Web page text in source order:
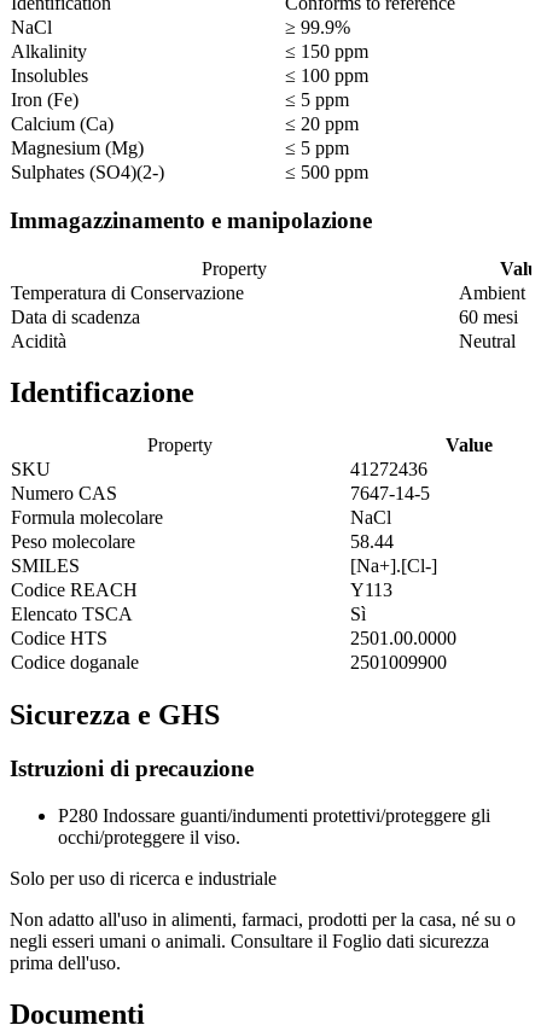
NaCl
≥ 99.9%
Alkalinity
≤ 150 ppm
Insolubles
≤ 100 ppm
Iron (Fe)
≤ 5 ppm
Calcium (Ca)
≤ 20 ppm
Magnesium (Mg)
≤ 5 ppm
Sulphates (SO4)(2-)
≤ 500 ppm
Immagazzinamento e manipolazione
Property
Temperatura di Conservazione
Ambient
Data di scadenza
60 mesi
Acidità
Neutral
Identificazione
Property
Value
SKU
41272436
Numero CAS
7647-14-5
Formula molecolare
NaCl
Peso molecolare
58.44
SMILES
[Na+].[Cl-]
Codice REACH
Y113
Elencato TSCA
Sì
Codice HTS
2501.00.0000
Codice doganale
2501009900
Sicurezza e GHS
Istruzioni di precauzione
P280 Indossare guanti/indumenti protettivi/proteggere gli
occhi/proteggere il viso.
Solo per uso di ricerca e industriale
Non adatto all'uso in alimenti, farmaci, prodotti per la casa, né su o
negli esseri umani o animali. Consultare il Foglio dati sicurezza
prima dell'uso.
Documenti